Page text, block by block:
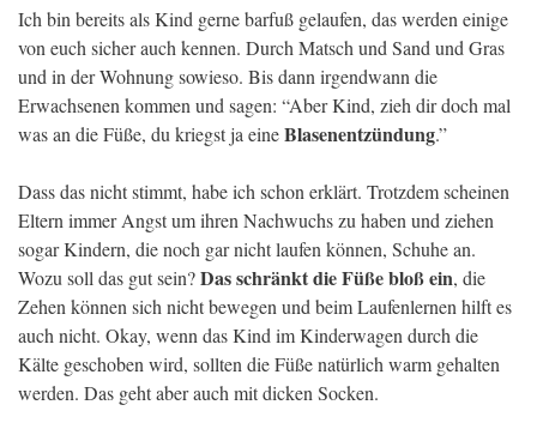
Ich bin bereits als Kind gerne barfuß gelaufen, das werden einige
von euch sicher auch kennen. Durch Matsch und Sand und Gras
und in der Wohnung sowieso. Bis dann irgendwann die
Erwachsenen kommen und sagen: “Aber Kind, zieh dir doch mal
was an die Füße, du kriegst ja eineBlasenentzündung.”
Dass das nicht stimmt, habe ich schon erklärt. Trotzdem scheinen
Eltern immer Angst um ihren Nachwuchs zu haben und ziehen
sogar Kindern, die noch gar nicht laufen können, Schuhe an.
Wozu soll das gut sein?Das schränkt die Füße bloß ein, die
Zehen können sich nicht bewegen und beim Laufenlernen hilft es
auch nicht. Okay, wenn das Kind im Kinderwagen durch die
Kälte geschoben wird, sollten die Füße natürlich warm gehalten
werden. Das geht aber auch mit dicken Socken.